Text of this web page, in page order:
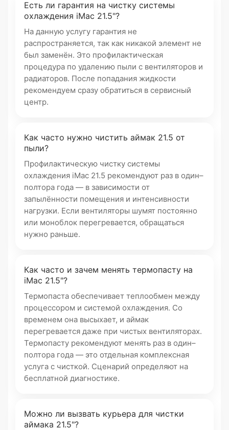
Есть ли гарантия на чистку системы
охлаждения iMac 21.5"?
На данную услугу гарантия не
распространяется, так как никакой элемент не
был заменён. Это профилактическая
процедура по удалению пыли с вентиляторов и
радиаторов. После попадания жидкости
рекомендуем сразу обратиться в сервисный
центр.
Как часто нужно чистить аймак 21.5 от
пыли?
Профилактическую чистку системы
охлаждения iMac 21.5 рекомендуют раз в один–
полтора года — в зависимости от
запылённости помещения и интенсивности
нагрузки. Если вентиляторы шумят постоянно
или моноблок перегревается, обращаться
нужно раньше.
Как часто и зачем менять термопасту на
iMac 21.5"?
Термопаста обеспечивает теплообмен между
процессором и системой охлаждения. Со
временем она высыхает, и аймак
перегревается даже при чистых вентиляторах.
Термопасту рекомендуют менять раз в один–
полтора года — это отдельная комплексная
услуга с чисткой. Сценарий определяют на
бесплатной диагностике.
Можно ли вызвать курьера для чистки
аймака 21.5"?